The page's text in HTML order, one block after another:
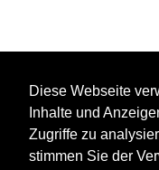
Diese Webseite
Inhalte und
Zugriffe zu
stimmen Sie der